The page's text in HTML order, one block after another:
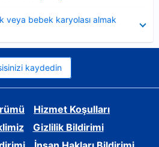
veya bebek karyolası almak
kaydedin
Hizmet Koşulları
Gizlilik Bildirimi